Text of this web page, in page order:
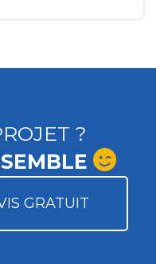
?
GRATUIT